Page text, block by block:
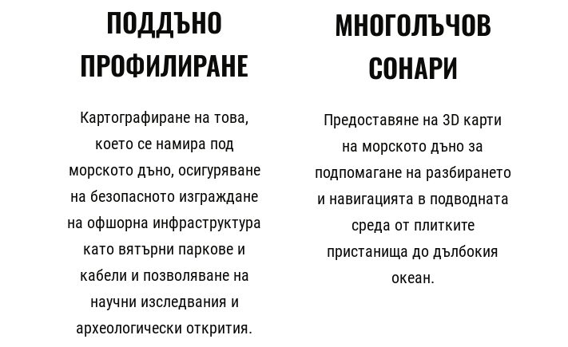
ПОДДЪНО
ПРОФИЛИРАНЕ
Картографиране на това,
което се намира под
морското дъно, осигуряване
на безопасното изграждане
на офшорна инфраструктура
като вятърни паркове и
кабели и позволяване на
научни изследвания и
археологически открития.
МНОГОЛЪЧОВ
СОНАРИ
Предоставяне на 3D карти
на морското дъно за
подпомагане на разбирането
и навигацията в подводната
среда от плитките
пристанища до дълбокия
океан.